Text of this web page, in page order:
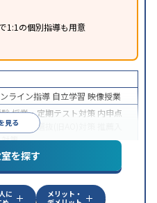
1:1の個別指導も用意
見る
ライン指導 自立学習 映像授業
授業・定期テスト対策 内申点
着 総合型選抜(旧AO)対策
策
授業の振替可能
レットを利用オンライン対応1
を探す
に
メリット・